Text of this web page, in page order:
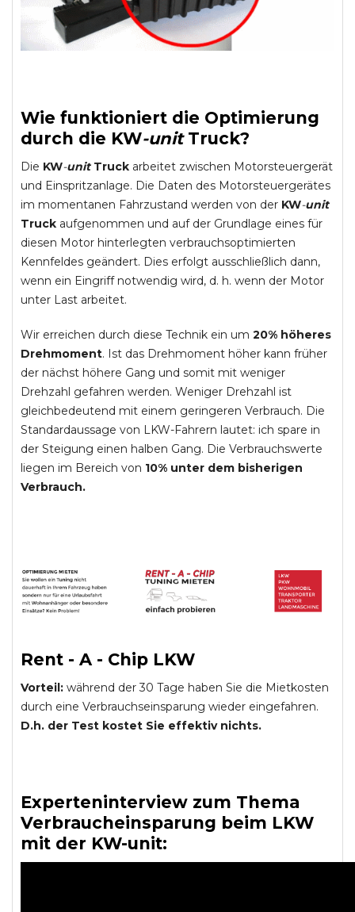
Wie funktioniert die Optimierung
durch die KW-unit Truck?
Die KW-unit Truck arbeitet zwischen Motorsteuergerät
und Einspritzanlage. Die Daten des Motorsteuergerätes
im momentanen Fahrzustand werden von der KW-unit
Truck aufgenommen und auf der Grundlage eines für
diesen Motor hinterlegten verbrauchsoptimierten
Kennfeldes geändert. Dies erfolgt ausschließlich dann,
wenn ein Eingriff notwendig wird, d. h. wenn der Motor
unter Last arbeitet.
Wir erreichen durch diese Technik ein um 20% höheres
Drehmoment. Ist das Drehmoment höher kann früher
der nächst höhere Gang und somit mit weniger
Drehzahl gefahren werden. Weniger Drehzahl ist
gleichbedeutend mit einem geringeren Verbrauch. Die
Standardaussage von LKW-Fahrern lautet: ich spare in
der Steigung einen halben Gang. Die Verbrauchswerte
liegen im Bereich von 10% unter dem bisherigen
Verbrauch.
Rent - A - Chip LKW
Vorteil: während der 30 Tage haben Sie die Mietkosten
durch eine Verbrauchseinsparung wieder eingefahren.
D.h. der Test kostet Sie effektiv nichts.
Experteninterview zum Thema
Verbraucheinsparung beim LKW
mit der KW-unit: